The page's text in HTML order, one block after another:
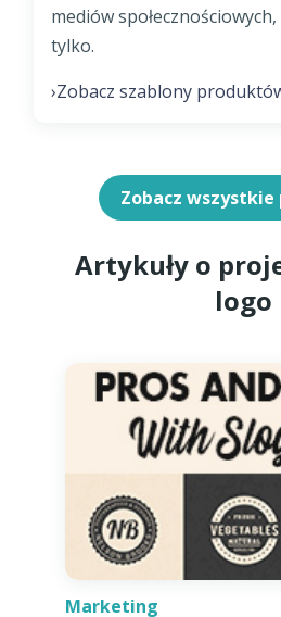
mediów
tylko.
›Zobacz szablony
Zobacz
Artykuły o
logo
Marketing